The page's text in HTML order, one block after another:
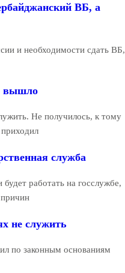
ВБ, а
и необходимости сдать ВБ,
вышло
Не получилось, к тому
служба
работать на госслужбе,
не служить
по законным основаниям